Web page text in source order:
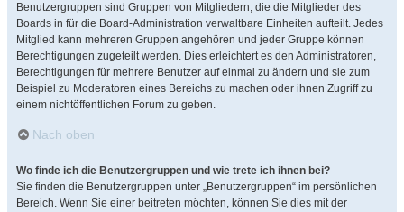
Benutzergruppen sind Gruppen von Mitgliedern, die die Mitglieder des
Boards in für die Board-Administration verwaltbare Einheiten aufteilt. Jedes
Mitglied kann mehreren Gruppen angehören und jeder Gruppe können
Berechtigungen zugeteilt werden. Dies erleichtert es den Administratoren,
Berechtigungen für mehrere Benutzer auf einmal zu ändern und sie zum
Beispiel zu Moderatoren eines Bereichs zu machen oder ihnen Zugriff zu
einem nichtöffentlichen Forum zu geben.
Nach oben
Wo finde ich die Benutzergruppen und wie trete ich ihnen bei?
Sie finden die Benutzergruppen unter „Benutzergruppen“ im persönlichen
Bereich. Wenn Sie einer beitreten möchten, können Sie dies mit der